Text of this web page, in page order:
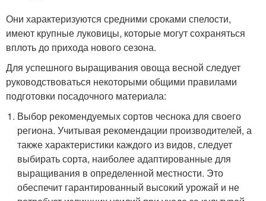
Они характеризуются средними сроками спелости,
имеют крупные луковицы, которые могут сохраняться
вплоть до прихода нового сезона.
Для успешного выращивания овоща весной следует
руководствоваться некоторыми общими правилами
подготовки посадочного материала:
Выбор рекомендуемых сортов чеснока для своего
региона. Учитывая рекомендации производителей, а
также характеристики каждого из видов, следует
выбирать сорта, наиболее адаптированные для
выращивания в определенной местности. Это
обеспечит гарантированный высокий урожай и не